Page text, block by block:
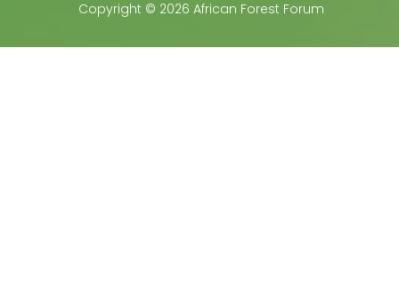
Copyright © 2026 African Forest Forum